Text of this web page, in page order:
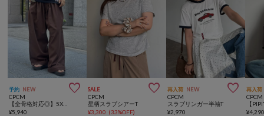
予約 NEW 
CPCM
¥5,940
SALE 
CPCM
星柄スラブシアーT
¥3,300 (33%OFF)
再入荷 NEW 
CPCM
スラブリンガー半袖T
¥2,970
再入荷
CPCM
¥